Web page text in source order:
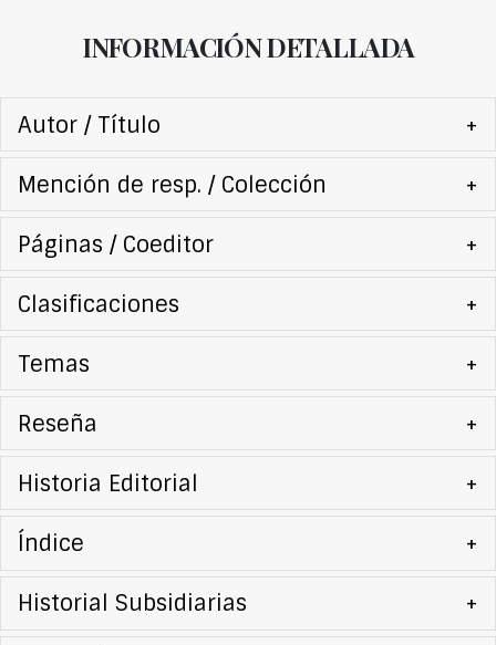
INFORMACIÓN DETALLADA
Autor / Título +
Mención de resp. / Colección +
Páginas / Coeditor +
Clasificaciones +
Temas +
Reseña +
Historia Editorial +
Índice +
Historial Subsidiarias +